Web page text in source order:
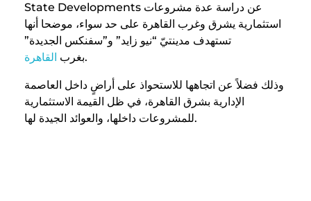
State Developments عن دراسة عدة مشروعات
استثمارية يشرق وغرب القاهرة على حد سواء، موضحا أنها
تستهدف مدينتيّ “نيو زايد” و”سفنكس الجديدة”
بغرب القاهرة .
وذلك فضلاً عن اتجاهها للاستحواذ على أراضٍ داخل العاصمة
الإدارية بشرق القاهرة، في ظل القيمة الاستثمارية
للمشروعات داخلها، والعوائد الجيدة لها.